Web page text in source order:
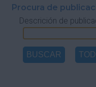
Procura de
Descrición de